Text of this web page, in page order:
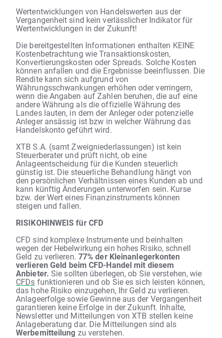
Wertentwicklungen von Handelswerten aus der
Vergangenheit sind kein verlässlicher Indikator für
Wertentwicklungen in der Zukunft!
Die bereitgestellten Informationen enthalten KEINE
Kostenbetrachtung wie Transaktionskosten,
Konvertierungskosten oder Spreads. Solche Kosten
können anfallen und die Ergebnisse beeinflussen. Die
Rendite kann sich aufgrund von
Währungsschwankungen erhöhen oder verringern,
wenn die Angaben auf Zahlen beruhen, die auf eine
andere Währung als die offizielle Währung des
Landes lauten, in dem der Anleger oder potenzielle
Anleger ansässig ist bzw in welcher Währung das
Handelskonto geführt wird.
XTB S.A. (samt Zweigniederlassungen) ist kein
Steuerberater und prüft nicht, ob eine
Anlageentscheidung für die Kunden steuerlich
günstig ist. Die steuerliche Behandlung hängt von
den persönlichen Verhältnissen eines Kunden ab und
kann künftig Änderungen unterworfen sein. Kurse
bzw. der Wert eines Finanzinstruments können
steigen und fallen.
RISIKOHINWEIS für CFD
CFD sind komplexe Instrumente und beinhalten
wegen der Hebelwirkung ein hohes Risiko, schnell
Geld zu verlieren. 77% der Kleinanlegerkonten
verlieren Geld beim CFD-Handel mit diesem
Anbieter. Sie sollten überlegen, ob Sie verstehen, wie
CFDs funktionieren und ob Sie es sich leisten können,
das hohe Risiko einzugehen, Ihr Geld zu verlieren.
Anlageerfolge sowie Gewinne aus der Vergangenheit
garantieren keine Erfolge in der Zukunft. Inhalte,
Newsletter und Mitteilungen von XTB stellen keine
Anlageberatung dar. Die Mitteilungen sind als
Werbemitteilung zu verstehen.